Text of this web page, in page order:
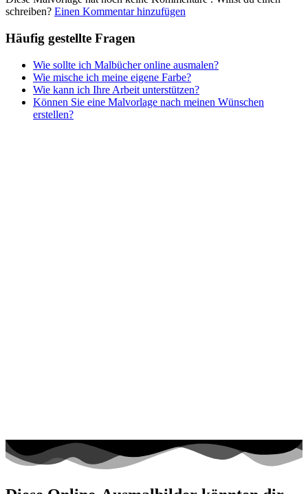
Valentinstag und Liebe
Winter und Weihnachten
Nezaradené
Unkategorisiert
schreiben? Einen Kommentar hinzufügen
Häufig gestellte Fragen
Wie sollte ich Malbücher online ausmalen?
Wie mische ich meine eigene Farbe?
Wie kann ich Ihre Arbeit unterstützen?
Können Sie eine Malvorlage nach meinen Wünschen
erstellen?